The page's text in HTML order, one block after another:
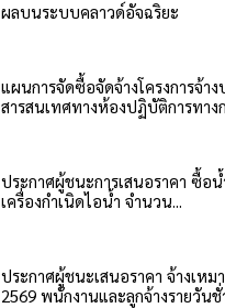
ผลบนระบบคลาวด์อัจฉริยะ
แผนการจัดซื้อจัดจ้างโครงการจ้า
สารสนเทศทางห้องปฏิบัติการทา
ประกาศผู้ชนะการเสนอราคา ซื้อ
เครื่องกำเนิดไอน้ำ จำนวน...
ประกาศผู้ชนะเสนอราคา จ้างเห
2569 พนักงานและลูกจ้างรายวันชั่